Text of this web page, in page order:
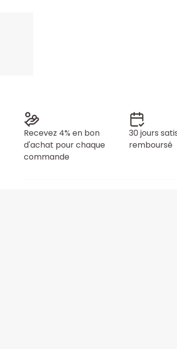
Recevez 4% en bon
d'achat pour chaque
commande
30 jours
remboursé